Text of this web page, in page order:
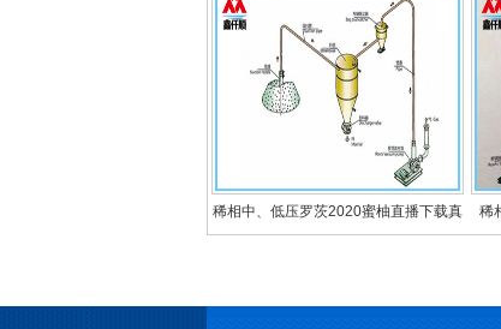
稀相中、低压罗茨2020蜜柚直播下载真 稀